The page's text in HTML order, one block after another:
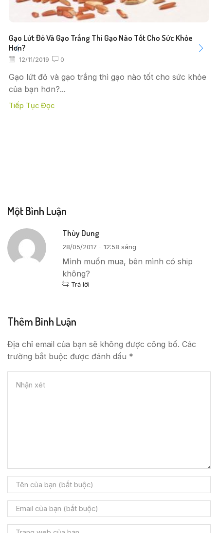
Gạo Lứt Đỏ Và Gạo Trắng Thì Gạo Nào Tốt Cho Sức Khỏe
Hơn?
12/11/2019 0
Gạo lứt đỏ và gạo trắng thì gạo nào tốt cho sức khỏe
của bạn hơn?...
Tiếp Tục Đọc
Một Bình Luận
Thùy Dung
28/05/2017 - 12:58 sáng
Mình muốn mua, bên mình có ship
không?
Trả lời
Thêm Bình Luận
Địa chỉ email của bạn sẽ không được công bố. Các
trường bắt buộc được đánh dấu *